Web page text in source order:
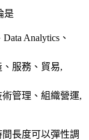
是
Analytics、
服務、貿易,
管理、組織營運,
間長度可以彈性調